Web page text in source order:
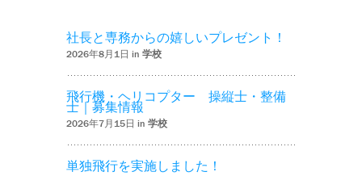
社長と専務からの嬉しいプレゼント！
2026年8月1日 in 学校
飛行機・ヘリコプター 操縦士・整備
士｜募集情報
2026年7月15日 in 学校
単独飛行を実施しました！